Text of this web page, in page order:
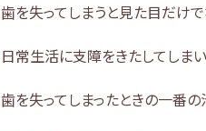
歯を失ってしまうと見た目だけ
日常生活に支障をきたしてしまい
歯を失ってしまったときの一番の